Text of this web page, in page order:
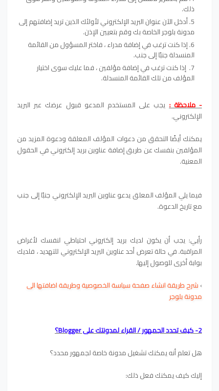
ذلك.
أدخل الآن عنوان البريد الإلكتروني لأولئك الذين تريد إضافتهم إلى
مدونة بلوجر الخاصة بك وقم بتعيين الإذن.
إذا كنت ترغب في إضافة مدراء ، فاختر المسؤول من القائمة
المنسدلة جنبًا إلى جنب.
إذا كنت ترغب في إضافة مؤلفين ، فما عليك سوى اختيار
المؤلف من تلك القائمة المنسدلة.
- ملاحظة :يجب على المستخدم المدعو قبول عرضك عبر البريد
الإلكتروني.
يمكنك أيضًا التحقق من دعوات المؤلف المعلقة ودعوة المزيد من
المؤلفين بنفسك عن طريق إضافة عناوين بريد إلكتروني في الحقول
المعنية.
فيما يلي المؤلف المعلق يدعو عناوين البريد الإلكتروني جنبًا إلى جنب
مع تاريخ الدعوة.
رأيي: يجب أن يكون لديك بريد إلكتروني احتياطي لنفسك لأغراض
المراقبة. في حالة تعرض أحد عناوين البريد الإلكتروني للتهديد ، فلديك
بوابة أخرى للوصول إليها.
›شرح طريقة انشاء صفحة سياسة الخصوصية وطريقة اضافتها الى
مدونة بلوجر
2- كيف تحدد الجمهور / القراء لمدونتك على Blogger؟
هل تعلم أنه يمكنك تشغيل مدونة خاصة لجمهور محدد؟
إليك كيف يمكنك فعل ذلك: